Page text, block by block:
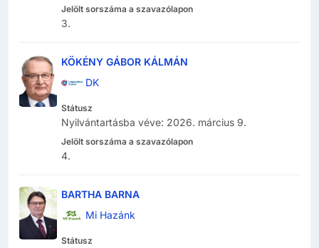
Jelölt sorszáma a szavazólapon
3.
KÖKÉNY GÁBOR KÁLMÁN
DK
Státusz
Nyilvántartásba véve: 2026. március 9.
Jelölt sorszáma a szavazólapon
4.
BARTHA BARNA
Mi Hazánk
Státusz